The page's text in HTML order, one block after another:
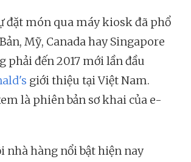
đặt món qua máy kiosk đã phổ
Mỹ, Canada hay Singapore
phải đến 2017 mới lần đầu
giới thiệu tại Việt Nam.
là phiên bản sơ khai của e-
nhà hàng nổi bật hiện nay